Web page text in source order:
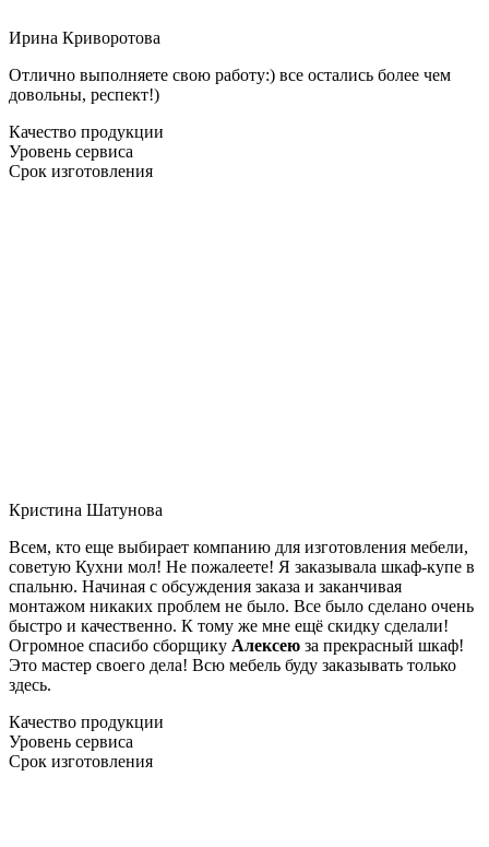
Ирина Криворотова
Отлично выполняете свою работу:) все остались более чем
довольны, респект!)
Качество продукции
Уровень сервиса
Срок изготовления
Кристина Шатунова
Всем, кто еще выбирает компанию для изготовления мебели,
советую Кухни мол! Не пожалеете! Я заказывала шкаф-купе в
спальню. Начиная с обсуждения заказа и заканчивая
монтажом никаких проблем не было. Все было сделано очень
быстро и качественно. К тому же мне ещё скидку сделали!
Огромное спасибо сборщику Алексею за прекрасный шкаф!
Это мастер своего дела! Всю мебель буду заказывать только
здесь.
Качество продукции
Уровень сервиса
Срок изготовления